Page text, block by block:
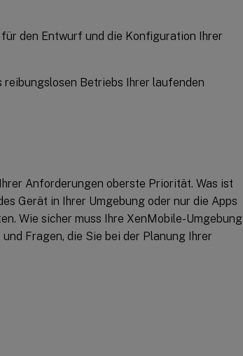
den Entwurf und die Konfiguration Ihrer
reibungslosen Betriebs Ihrer laufenden
Anforderungen oberste Priorität. Was ist
Gerät in Ihrer Umgebung oder nur die Apps
Wie sicher muss Ihre XenMobile-Umgebung
Fragen, die Sie bei der Planung Ihrer